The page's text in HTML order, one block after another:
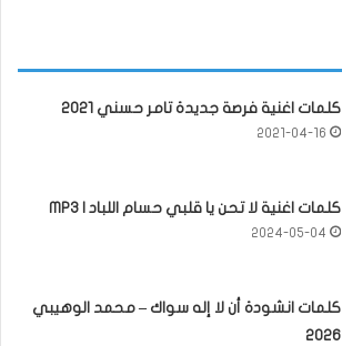
كلمات اغنية فرصة جديدة تامر حسني 2021
2021-04-16
كلمات اغنية لا تحن يا قلبي حسام اللباد | MP3
2024-05-04
كلمات انشودة أن لا إله سواك – محمد الوهيبي
2026